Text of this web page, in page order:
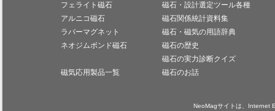
フェライト磁石
アルニコ磁石
ラバーマグネット
ネオジムボンド磁石
磁気応用製品一覧
磁石・設計選定ツール各種
磁石関係統計資料集
磁石・磁気の用語辞典
磁石の歴史
磁石の実力診断クイズ
磁石のお話
NeoMagサイトは、Internet